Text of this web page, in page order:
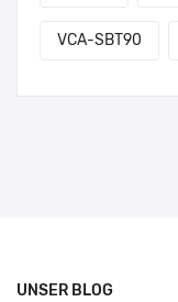
VCA-SBT90
UNSER BLOG